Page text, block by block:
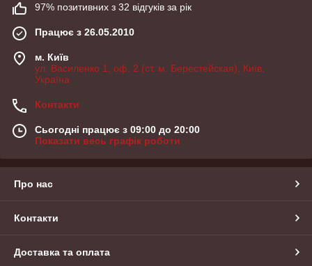
97% позитивних з 32 відгуків за рік
Працює з 26.05.2010
м. Київ
ул. Василенко 1, оф. 2 (ст. м. Берестейская), Київ,
Україна
Контакти
Сьогодні працює з 09:00 до 20:00
Показати весь графік роботи
Про нас
Контакти
Доставка та оплата